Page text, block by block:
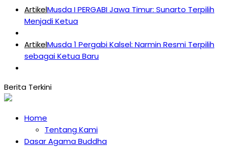
ArtikelMusda I PERGABI Jawa Timur: Sunarto Terpilih
Menjadi Ketua
ArtikelMusda 1 Pergabi Kalsel: Narmin Resmi Terpilih
sebagai Ketua Baru
Home
Tentang Kami
Dasar Agama Buddha